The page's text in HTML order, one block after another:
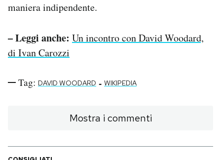
maniera indipendente.
– Leggi anche: Un incontro con David Woodard,
di Ivan Carozzi
Tag: DAVID WOODARD - WIKIPEDIA
Mostra i commenti